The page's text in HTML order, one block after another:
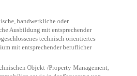
handwerkliche oder
Ausbildung mit entsprechender
technisch orientiertes
mit entsprechender beruflicher
Objekt-/Property-Management,